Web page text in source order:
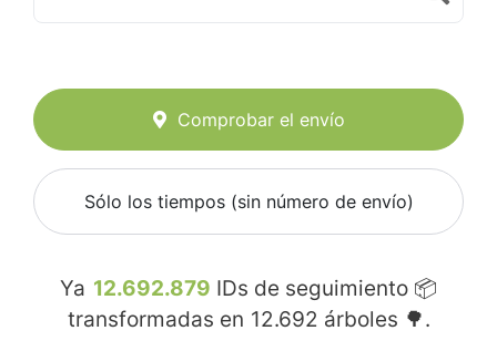
Comprobar el envío
Sólo los tiempos (sin número de envío)
Ya 12.692.879 IDs de seguimiento 📦
transformadas en 12.692 árboles 🌳.